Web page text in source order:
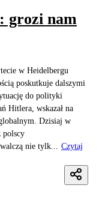
grozi nam
w Heidelbergu
poskutkuje dalszymi
do polityki
Hitlera, wskazał na
Dzisiaj w
polscy
nie tylk...
Czytaj